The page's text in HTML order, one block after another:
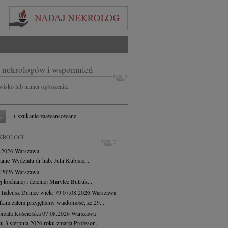
nekrologów i wspomnień
lub numer ogłoszenia:
+ szukanie zaawansowane
Warszawa
Wydziału dr hab. Julii Kubisie,...
Warszawa
kochanej i dzielnej Marylce Butruk...
Duniecwiek: 7907.08.2026Warszawa
żalem przyjęliśmy wiadomość, że 29...
Kościelska07.08.2026Warszawa
3 sierpnia 2026 roku zmarła Profesor...